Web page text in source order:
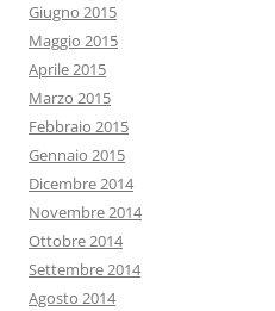
Giugno 2015
Maggio 2015
Aprile 2015
Marzo 2015
Febbraio 2015
Gennaio 2015
Dicembre 2014
Novembre 2014
Ottobre 2014
Settembre 2014
Agosto 2014